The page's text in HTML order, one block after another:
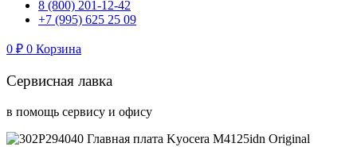
8 (800) 201-12-42
+7 (995) 625 25 09
0 ₽ 0 Корзина
Сервисная лавка
в помощь сервису и офису